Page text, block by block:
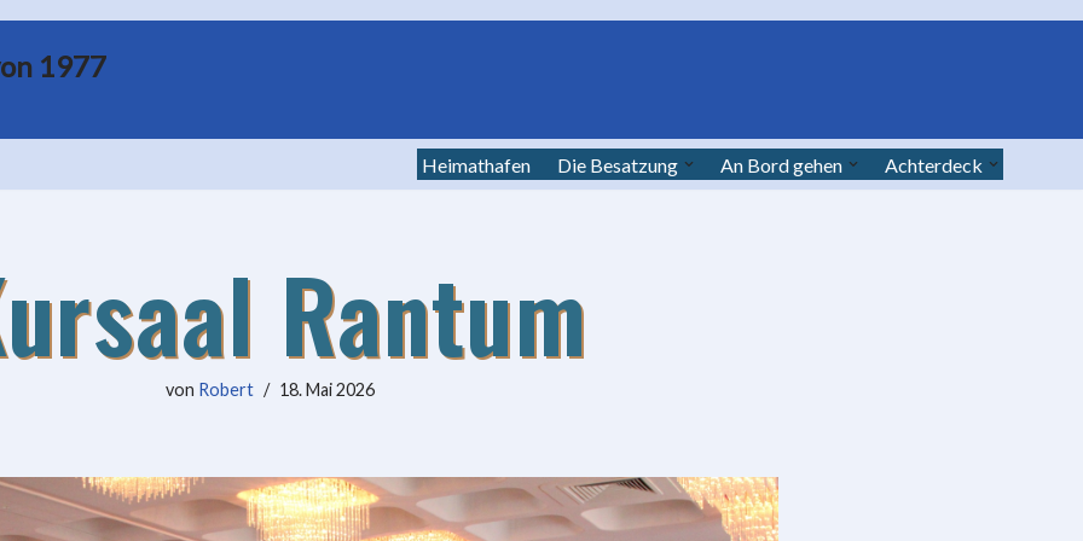
1977
Heimathafen Die Besatzung An Bord gehen Achterdeck
Rantum
von Robert 18. Mai 2026